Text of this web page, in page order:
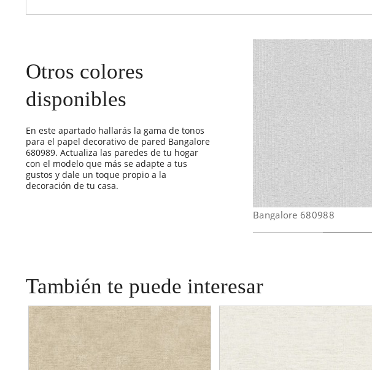
Otros colores
disponibles
En este apartado hallarás la gama de tonos
para el papel decorativo de pared Bangalore
680989. Actualiza las paredes de tu hogar
con el modelo que más se adapte a tus
gustos y dale un toque propio a la
decoración de tu casa.
Bangalore 680988
También te puede interesar